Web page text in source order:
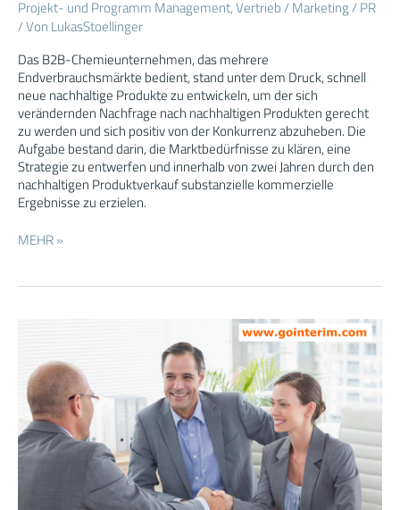
Projekt- und Programm Management,Vertrieb / Marketing / PR
/ Von LukasStoellinger
Das B2B-Chemieunternehmen, das mehrere
Endverbrauchsmärkte bedient, stand unter dem Druck, schnell
neue nachhaltige Produkte zu entwickeln, um der sich
verändernden Nachfrage nach nachhaltigen Produkten gerecht
zu werden und sich positiv von der Konkurrenz abzuheben. Die
Aufgabe bestand darin, die Marktbedürfnisse zu klären, eine
Strategie zu entwerfen und innerhalb von zwei Jahren durch den
nachhaltigen Produktverkauf substanzielle kommerzielle
Ergebnisse zu erzielen.
um
nachhaltige
aufzubauen
MEHR »